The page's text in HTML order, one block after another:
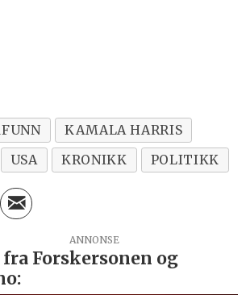
KAMALA HARRIS
USA KRONIKK POLITIKK
Forskersonen og